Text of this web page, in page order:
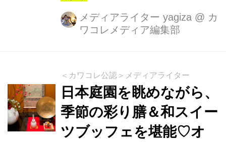
した 2種類の「桜アフタヌーンティ
ー」 が、2026年3月1日よりロビーラ
り華やかに彩られます。
メディアライター yagiza @ カ
ワコレメディア編集部
＜カワコレ公認＞メディアライター
日本庭園を眺めながら、
季節の彩り膳＆和スイー
ツブッフェを堪能♡オ